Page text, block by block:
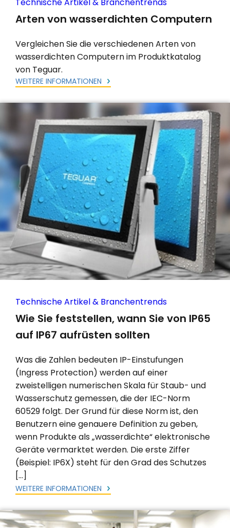
Arten von wasserdichten Computern
Vergleichen Sie die verschiedenen Arten von
wasserdichten Computern im Produktkatalog
von Teguar.
WEITERE INFORMATIONEN
Technische Artikel & Branchentrends
Wie Sie feststellen, wann Sie von IP65
auf IP67 aufrüsten sollten
Was die Zahlen bedeuten IP-Einstufungen
(Ingress Protection) werden auf einer
zweistelligen numerischen Skala für Staub- und
Wasserschutz gemessen, die der IEC-Norm
60529 folgt. Der Grund für diese Norm ist, den
Benutzern eine genauere Definition zu geben,
wenn Produkte als „wasserdichte“ elektronische
Geräte vermarktet werden. Die erste Ziffer
(Beispiel: IP6X) steht für den Grad des Schutzes
[…]
WEITERE INFORMATIONEN